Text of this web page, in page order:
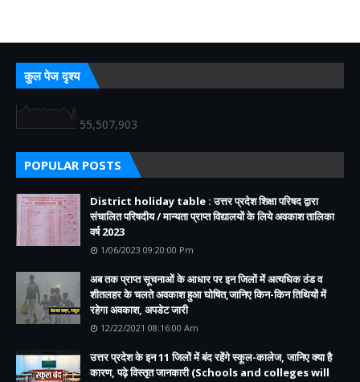
कुल पेज दृश्य
55,507,903
POPULAR POSTS
District holiday table : उत्तर प्रदेश शिक्षा परिषद द्वारा
संचालित परिषदीय / मान्यता प्राप्त विद्यालयों के लिये अवकाश तालिका
वर्ष 2023
1/06/2023 09:20:00 Pm
अब तक प्राप्त सूचनाओं के आधार पर इन जिलों में अत्यधिक ठंड व
शीतलहर के चलते अवकाश हुआ घोषित,जानिए किन-किन तिथियों में
रहेगा अवकाश, अपडेट जारी
12/22/2021 08:16:00 Am
उत्तर प्रदेश के इन 11 जिलों में बंद रहेंगे स्कूल-कालेज, जानिए क्या है
कारण, पढ़े विस्तृत जानकारी (Schools and colleges will